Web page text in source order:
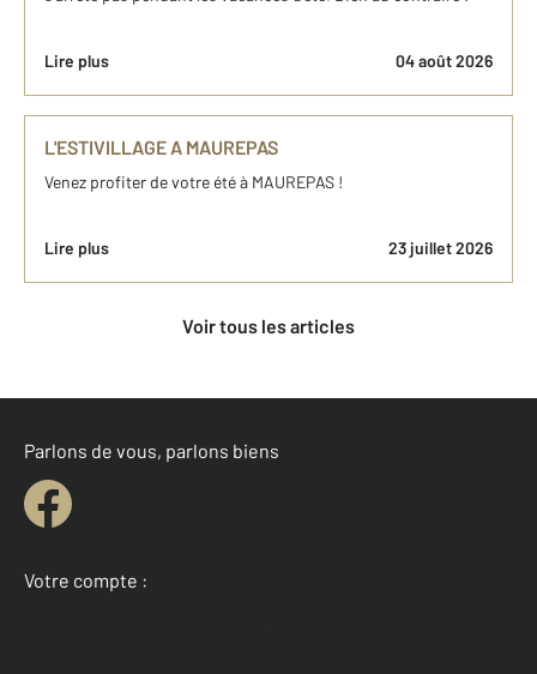
Lire plus 04 août 2026
L'ESTIVILLAGE A MAUREPAS
Venez profiter de votre été à MAUREPAS !
Lire plus 23 juillet 2026
Voir tous les articles
Parlons de vous, parlons biens
Votre compte :
Accéder à mon compte